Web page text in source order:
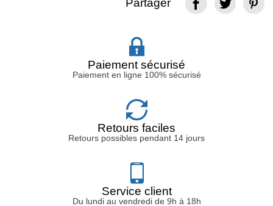
Partager
Paiement sécurisé
Paiement en ligne 100% sécurisé
Retours faciles
Retours possibles pendant 14 jours
Service client
Du lundi au vendredi de 9h à 18h